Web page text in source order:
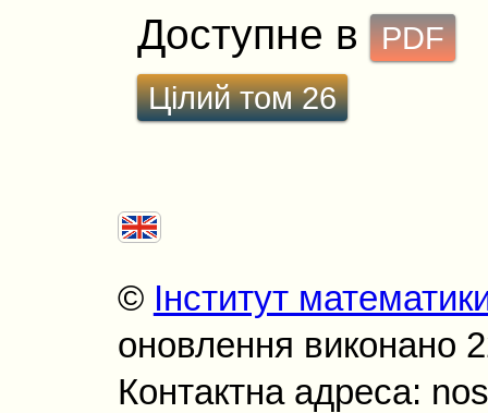
Доступне в
PDF
Цілий том 26
© Інститут
оновлення виконано
Контактна адреса: